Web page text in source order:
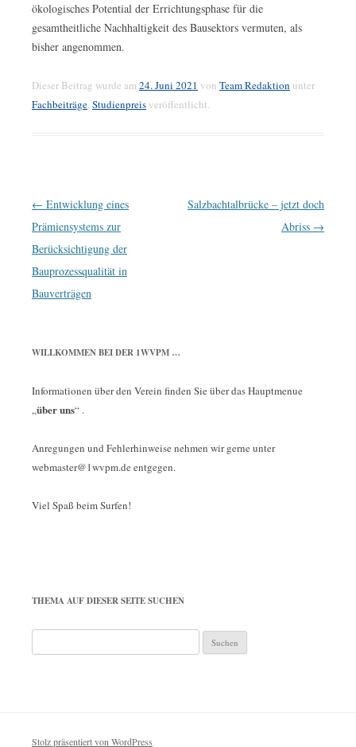
ökologisches Potential der Errichtungsphase für die
gesamtheitliche Nachhaltigkeit des Bausektors vermuten, als
bisher angenommen.
Dieser Beitrag wurde am24. Juni 2021 von Team Redaktion unter
Fachbeiträge, Studienpreis veröffentlicht.
Beitrags-
Navigation
← Entwicklung eines
Prämiensystems zur
Berücksichtigung der
Bauprozessqualität in
Bauverträgen
Salzbachtalbrücke – jetzt doch
Abriss →
WILLKOMMEN BEI DER 1WVPM …
Informationen über den Verein finden Sie über das Hauptmenue
„über uns“ .
Anregungen und Fehlerhinweise nehmen wir gerne unter
webmaster@1wvpm.de entgegen.
Viel Spaß beim Surfen!
THEMA AUF DIESER SEITE SUCHEN
nach:
Stolz präsentiert von WordPress